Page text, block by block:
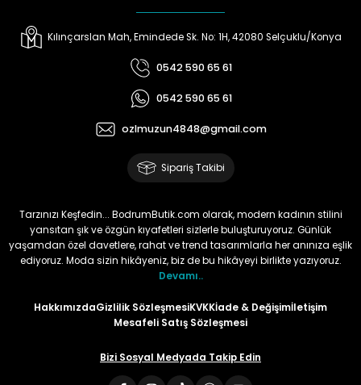
Kılınçarslan Mah, Emindede Sk. No: 1H, 42080 Selçuklu/Konya
0542 590 65 61
0542 590 65 61
ozlmuzun4848@gmail.com
Sipariş Takibi
Tarzınızı Keşfedin... BodrumButik.com olarak, modern kadının stilini
yansıtan şık ve özgün kıyafetleri sizlerle buluşturuyoruz. Günlük
yaşamdan özel davetlere, rahat ve trend tasarımlarla her anınıza eşlik
ediyoruz. Moda sizin hikâyeniz, biz de bu hikâyeyi birlikte yazıyoruz.
Devamı..
HakkımızdaGizlilik SözleşmesiKVKKİade & Değişimİletişim
Mesafeli Satış Sözleşmesi
Bizi Sosyal Medyada Takip Edin